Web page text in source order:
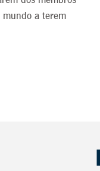
mundo a terem